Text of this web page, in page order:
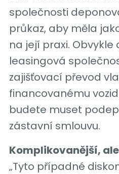
společnosti
průkaz, aby měla
na její praxi. Obvykle
leasingová
zajišťovací převod
financovanému
budete muset
zástavní smlouvu.
Komplikovanější,
„Tyto případné